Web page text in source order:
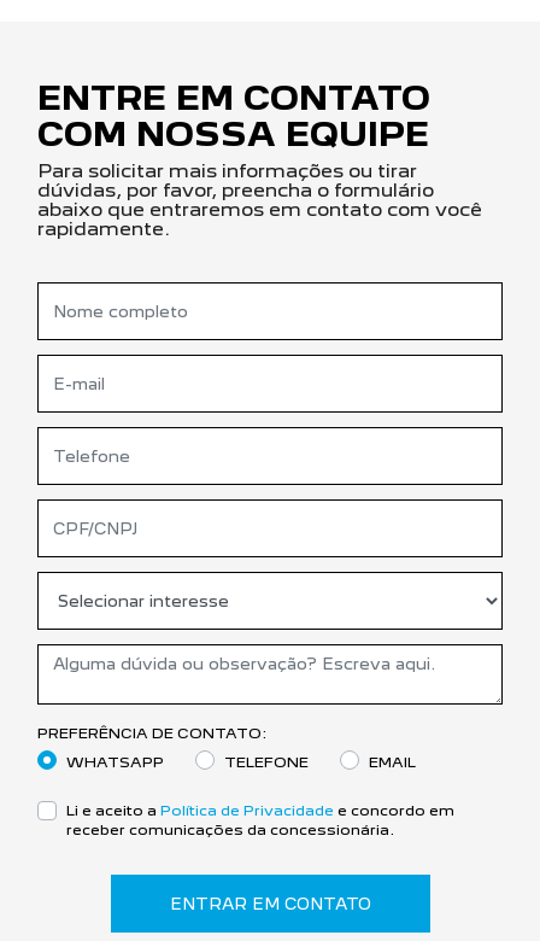
ENTRE EM CONTATO
COM NOSSA EQUIPE
Para solicitar mais informações ou tirar
dúvidas, por favor, preencha o formulário
abaixo que entraremos em contato com você
rapidamente.
PREFERÊNCIA DE CONTATO:
WHATSAPP
TELEFONE EMAIL
Li e aceito a Política de Privacidade e concordo em
receber comunicações da concessionária.
ENTRAR EM CONTATO